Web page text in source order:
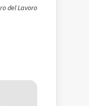
del Lavoro